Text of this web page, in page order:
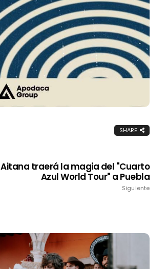
SHARE
Aitana traerá la magia del "Cuarto
Azul World Tour" a Puebla
Siguiente